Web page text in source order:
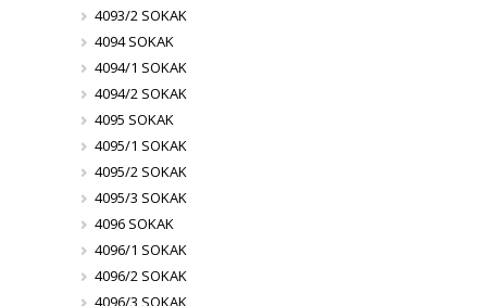
4093/2 SOKAK
4094 SOKAK
4094/1 SOKAK
4094/2 SOKAK
4095 SOKAK
4095/1 SOKAK
4095/2 SOKAK
4095/3 SOKAK
4096 SOKAK
4096/1 SOKAK
4096/2 SOKAK
4096/3 SOKAK